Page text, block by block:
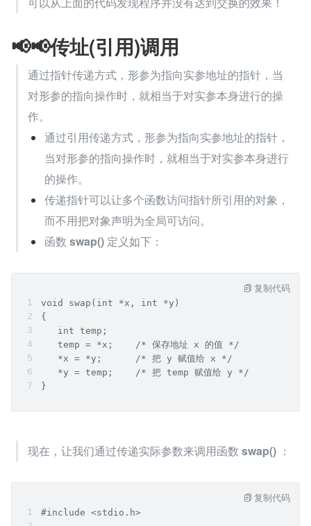
📢📢传址(引用)调用
通过指针传递方式，形参为指向实参地址的指针，当
对形参的指向操作时，就相当于对实参本身进行的操
作。
通过引用传递方式，形参为指向实参地址的指针，
当对形参的指向操作时，就相当于对实参本身进行
的操作。
传递指针可以让多个函数访问指针所引用的对象，
而不用把对象声明为全局可访问。
函数 swap() 定义如下：
void swap(int *x, int *y)
{
   int temp;
   temp = *x;    /* 保存地址 x 的值 */
   *x = *y;      /* 把 y 赋值给 x */
   *y = temp;    /* 把 temp 赋值给 y */
}
复制代码
现在，让我们通过传递实际参数来调用函数 swap() ：
#include <stdio.h>
复制代码